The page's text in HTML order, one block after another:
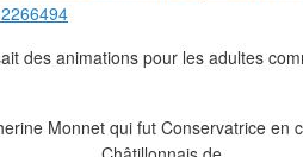
des animations pour les adultes